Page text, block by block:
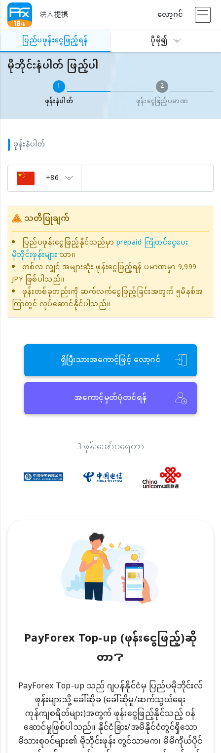
法人提携
လော့ဂင်
ပြည်ပဖုန်းငွေဖြည့်ရန်
ပိုမို၍
ပြည်ပဖုန်းငွေဖြည့်ရန် မိုဘိုင်းနံပါတ် ဖြည့်ပါ
မိုဘိုင်းနံပါတ် ဖြည့်ပါ
1
ဖုန်းနံပါတ်
2
ဖုန်းငွေဖြည့်ပမာဏ
ဖုန်းနံပါတ်
+86
သတိပြုချက်
ပြည်ပဖုန်းငွေဖြည့်နိုင်သည်မှာprepaid ကြိုတင်ငွေပေး
မိုဘိုင်းဖုန်းများသာ။
တစ်လ လျှင် အများဆုံး ဖုန်းငွေဖြည့်ရန် ပမာဏမှာ 9,999
JPY ဖြစ်ပါသည်။
ဖုန်းတစ်ခုတည်းကို ဆက်လက်ငွေဖြည့်ခြင်းအတွက် ၅မိနစ်အ
ကြာတွင် လုပ်ဆောင်နိုင်ပါသည်။
ရှိပြီးသားအကောင့်ဖြင့် လော့ဂင်
အကောင့်မှတ်ပုံတင်ရန်
3 ဖုန်းအော်ပရေတာ
PayForex Top-up (ဖုန်းငွေဖြည့်)ဆို
တာ？
PayForex Top-up သည် ဂျပန်နိုင်ငံမှ ပြည်ပမိုဘိုင်းလ်
ဖုန်းများသို့ ခေါ်ဆိုခ (ခေါ်ဆိုမှု/ဆက်သွယ်ရေး
ကုန်ကျစရိတ်များ)အတွက် ဖုန်းငွေဖြည့်နိုင်သည့် ၀န်
ဆောင်မှုဖြစ်ပါသည်။ နိုင်ငံခြား/အမိနိုင်ငံတွင်ရှိသော
မိသားစု၀င်များ၏ မိုဘိုင်းဖုန်း တွင်သာမက၊ မိမိကိုယ်ပိုင်